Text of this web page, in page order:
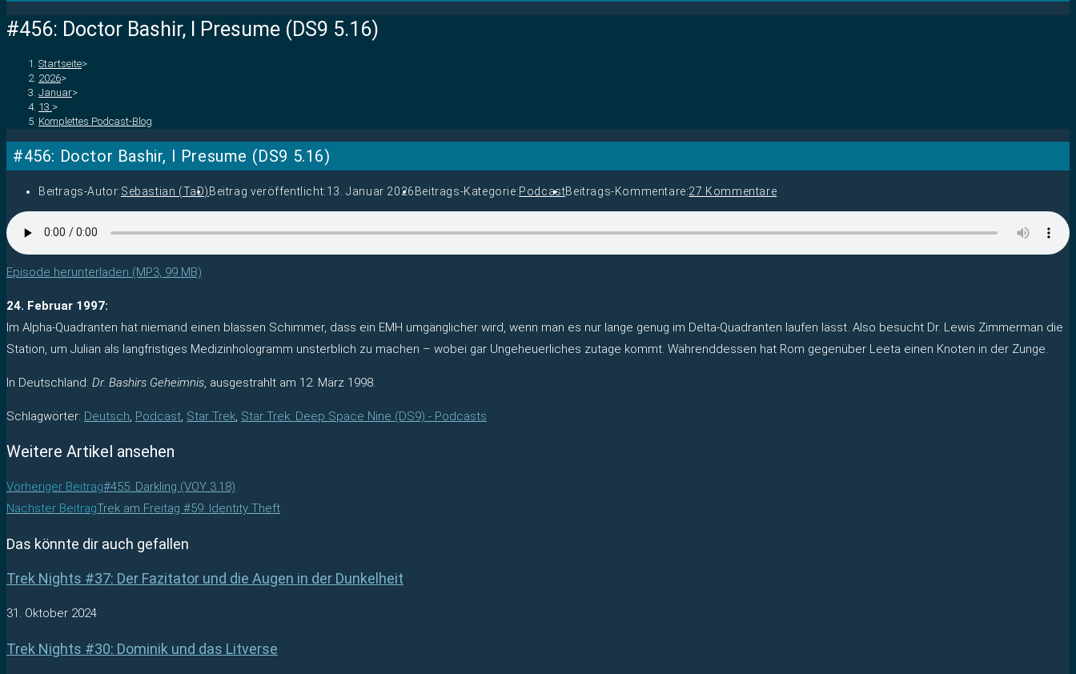
#456: Doctor Bashir, I Presume (DS9 5.16)
Startseite>
2026>
Januar>
13. >
Komplettes Podcast-Blog
#456: Doctor Bashir, I Presume (DS9 5.16)
Beitrags-Autor:Sebastian (TaD) Beitrag veröffentlicht:13. Januar 2026 Beitrags-Kategorie:PodcastBeitrags-Kommentare:27 Kommentare
Episode herunterladen (MP3, 99 MB)
24. Februar 1997:
Im Alpha-Quadranten hat niemand einen blassen Schimmer, dass ein EMH umgänglicher wird, wenn man es nur lange genug im Delta-Quadranten laufen lässt. Also besucht Dr. Lewis Zimmerman die
Station, um Julian als langfristiges Medizinhologramm unsterblich zu machen – wobei gar Ungeheuerliches zutage kommt. Währenddessen hat Rom gegenüber Leeta einen Knoten in der Zunge.
In Deutschland: Dr. Bashirs Geheimnis, ausgestrahlt am 12. März 1998.
Schlagwörter: Deutsch, Podcast, Star Trek, Star Trek: Deep Space Nine (DS9) - Podcasts
Weitere Artikel ansehen
Vorheriger Beitrag#455: Darkling (VOY 3.18)
Nächster BeitragTrek am Freitag #59: Identity Theft
Das könnte dir auch gefallen
Trek Nights #37: Der Fazitator und die Augen in der Dunkelheit
31. Oktober 2024
Trek Nights #30: Dominik und das Litverse